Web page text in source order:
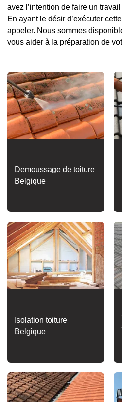
avez l’intention de faire un
En ayant le désir d’exécuter
appeler. Nous sommes
vous aider à la préparation de
Demoussage de toiture
Belgique
Isolation toiture
Belgique